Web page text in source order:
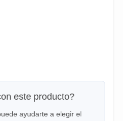
este producto?
ayudarte a elegir el